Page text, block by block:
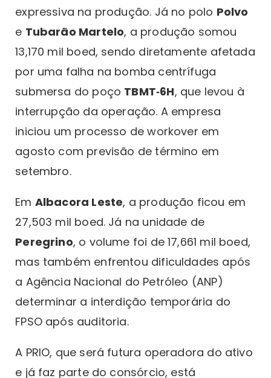
expressiva na produção. Já no polo Polvo
e Tubarão Martelo, a produção somou
13,170 mil boed, sendo diretamente afetada
por uma falha na bomba centrífuga
submersa do poço TBMT‑6H, que levou à
interrupção da operação. A empresa
iniciou um processo de workover em
agosto com previsão de término em
setembro.
Em Albacora Leste, a produção ficou em
27,503 mil boed. Já na unidade de
Peregrino, o volume foi de 17,661 mil boed,
mas também enfrentou dificuldades após
a Agência Nacional do Petróleo (ANP)
determinar a interdição temporária do
FPSO após auditoria.
A PRIO, que será futura operadora do ativo
e já faz parte do consórcio, está